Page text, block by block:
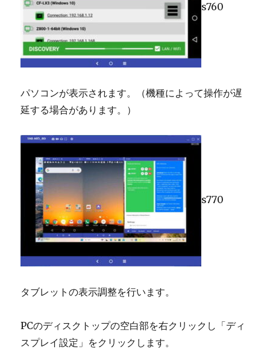
s760
パソコンが表示されます。（機種によって操作が遅
延する場合があります。）
s770
タブレットの表示調整を行います。
PCのディスクトップの空白部を右クリックし「ディ
スプレイ設定」をクリックします。